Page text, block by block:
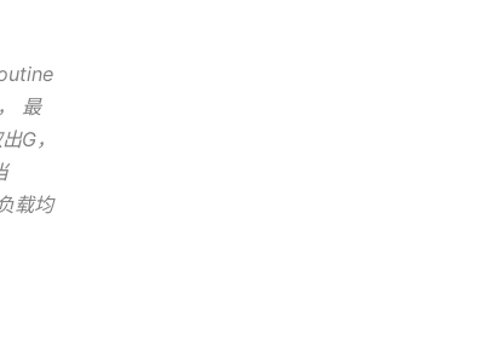
最
G，
载均